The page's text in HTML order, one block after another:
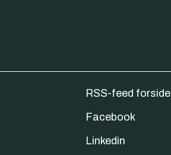
RSS-feed forside
Facebook
Linkedin